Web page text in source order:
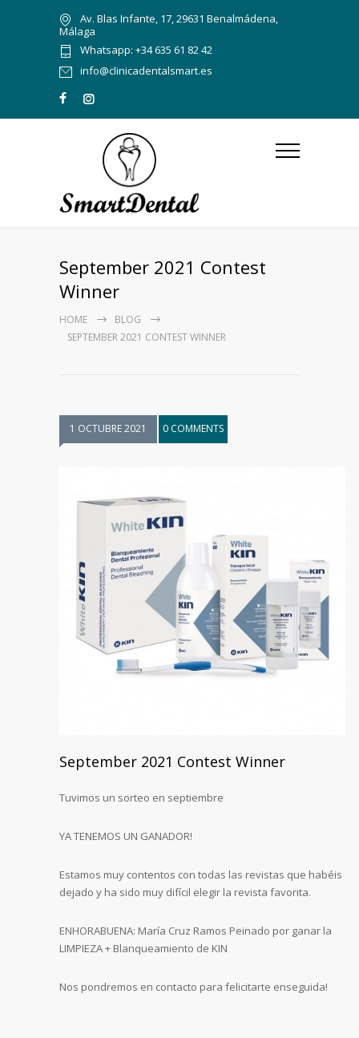
Av. Blas Infante, 17, 29631 Benalmádena,
Málaga
Whatsapp: +34 635 61 82 42
info@clinicadentalsmart.es
September 2021 Contest
Winner
HOME
BLOG
SEPTEMBER 2021 CONTEST WINNER
1 OCTUBRE 2021 0 COMMENTS
September 2021 Contest Winner
Tuvimos un sorteo en septiembre
YA TENEMOS UN GANADOR!
Estamos muy contentos con todas las revistas que habéis
dejado y ha sido muy difícil elegir la revista favorita.
ENHORABUENA: María Cruz Ramos Peinado por ganar la
LIMPIEZA + Blanqueamiento de KIN
Nos pondremos en contacto para felicitarte enseguida!